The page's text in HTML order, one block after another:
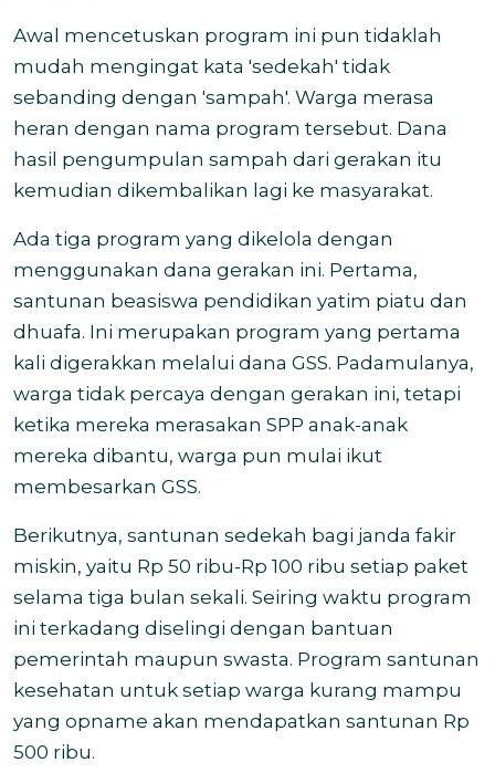
Awal mencetuskan program ini pun tidaklah
mudah mengingat kata 'sedekah' tidak
sebanding dengan 'sampah'. Warga merasa
heran dengan nama program tersebut. Dana
hasil pengumpulan sampah dari gerakan itu
kemudian dikembalikan lagi ke masyarakat.
Ada tiga program yang dikelola dengan
menggunakan dana gerakan ini. Pertama,
santunan beasiswa pendidikan yatim piatu dan
dhuafa. Ini merupakan program yang pertama
kali digerakkan melalui dana GSS. Padamulanya,
warga tidak percaya dengan gerakan ini, tetapi
ketika mereka merasakan SPP anak-anak
mereka dibantu, warga pun mulai ikut
membesarkan GSS.
Berikutnya, santunan sedekah bagi janda fakir
miskin, yaitu Rp 50 ribu-Rp 100 ribu setiap paket
selama tiga bulan sekali. Seiring waktu program
ini terkadang diselingi dengan bantuan
pemerintah maupun swasta. Program santunan
kesehatan untuk setiap warga kurang mampu
yang opname akan mendapatkan santunan Rp
500 ribu.